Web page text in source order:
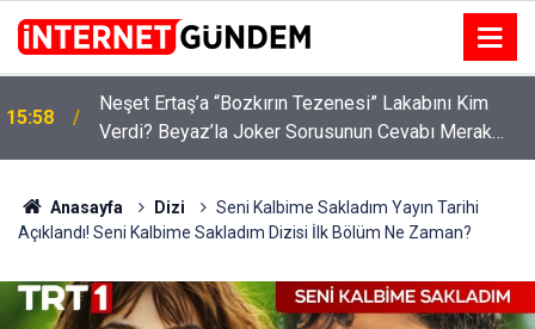
15:58
Neşet Ertaş’a “Bozkırın Tezenesi” Lakabını Kim
Verdi? Beyaz’la Joker Sorusunun Cevabı Merak
Edildi
Anasayfa Dizi
Seni Kalbime Sakladım Yayın Tarihi
Açıklandı! Seni Kalbime Sakladım Dizisi İlk Bölüm Ne Zaman?